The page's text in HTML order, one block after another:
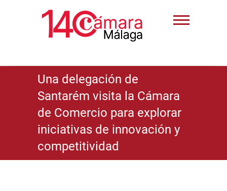
Una delegación de
Santarém visita la Cámara
de Comercio para explorar
iniciativas de innovación y
competitividad